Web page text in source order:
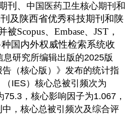
刊、 中国医药卫生核心期刊 和
刊及陕西省优秀科技期刊和陕
被Scopus、 Embase、JST ，
国内外权威性检索系统收
研究所编辑出版的2025版
告（核心版）》发布的统计指
IES）核心总被引频次为
，核心影响因子为1.067，
，核心总被引频次及综合评